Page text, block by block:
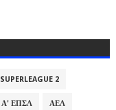
SUPERLEAGUE 2
Α' ΕΠΣΛ ΑΕΛ